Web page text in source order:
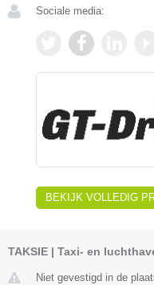
Sociale media:
BEKIJK VOLLEDIG
TAKSIE | Taxi- en
Niet gevestigd in de